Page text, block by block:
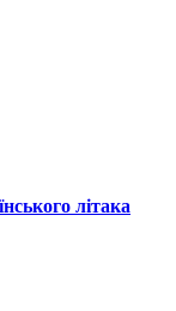
літака